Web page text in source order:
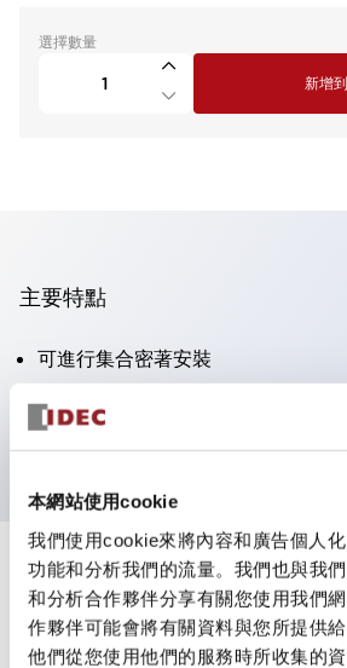
本網站使用cookie
我們使用cookie來將內容和廣告個人
功能和分析我們的流量。我們也與我
和分析合作夥伴分享有關您使用我們
作夥伴可能會將有關資料與您所提供
他們從您使用他們的服務時所收集的資
選擇數量
新增
主要特點
可進行集合密著安裝
附鎖選擇開關採用高安全性的彈子鎖
防護結構為IP65（IEC60529）
規格
審美規範